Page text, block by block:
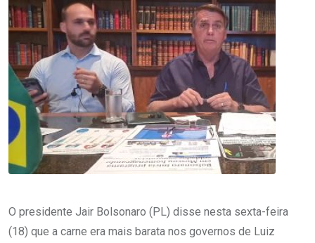
O presidente Jair Bolsonaro (PL) disse nesta sexta-feira
(18) que a carne era mais barata nos governos de Luiz